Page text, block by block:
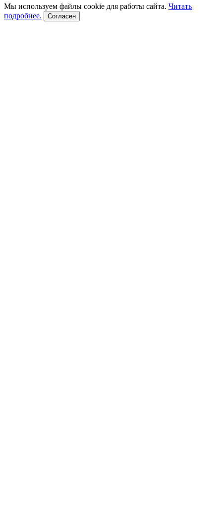
Мы используем файлы cookie для работы сайта. Читать
подробнее.
Согласен